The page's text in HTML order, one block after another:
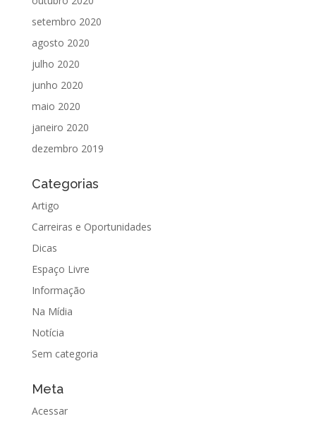
setembro 2020
agosto 2020
julho 2020
junho 2020
maio 2020
janeiro 2020
dezembro 2019
Categorias
Artigo
Carreiras e Oportunidades
Dicas
Espaço Livre
Informação
Na Mídia
Notícia
Sem categoria
Meta
Acessar